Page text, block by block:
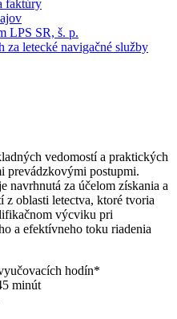
faktúry
LPS SR, š. p.
za letecké navigačné služby
vedomostí a praktických
prevádzkovými postupmi.
navrhnutá za účelom získania a
z oblasti letectva, ktoré tvoria
výcviku pri
a efektívneho toku riadenia
hodín*
minút